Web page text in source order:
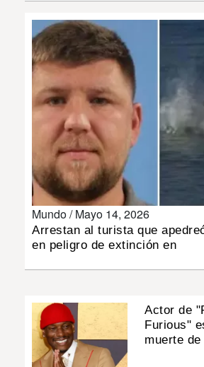
INSÓLITAS
MULTIMEDIA
IMPRESO
Mundo /Mayo 14, 2026
Arrestan al turista que
en peligro de extinción en
Actor de
Furious"
muerte